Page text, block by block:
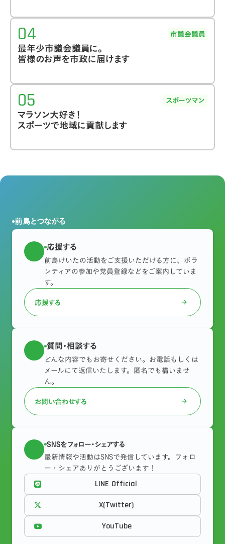
高校卒業後は、埼玉県所沢市にキャンパスがある
早稲田大学人間科学部に進学
活を送り、ここで集団生活の基礎を学びました。
相撲観戦や納涼祭など、楽しいイベントが目白押
しだった一方で、学生自治の寮だったため掃除当
番などをすっぽかすと厳しい罰が待っていまし
で、より岡山への愛を深めることができました。
また、早稲田大学坂道同好会（乃木坂46などの通
称「坂道グループ」を応援するサークル）を立ち
上げ、初代幹事長
引っ張る力を身につけることができました。
大学のキャンパスから、プロ野球の埼玉西武ライ
オンズの本拠地であるベルーナドームまで電車で3
駅だったので、頻繁にライオンズの試合観戦に行
したことがあります。推し選手は森友哉選手、秋
山翔吾選手、浅村栄斗選手でした。
一番長く続けたアルバイトは、ベネッセ（本社：
岡山市）系列の個別指導塾の講師です。子どもた
ちに対して伝わりやすい言葉で話し、教える能力
を身につけることができました。バイトで通った
また、大学3年の夏から1年間、アメリカ・オレゴ
ン州ユージーンにあるオレゴン大学へ交換留学
ました。大学内には世界陸上2022の会場ともなっ
たヘイワード・フィールドがあるほか、ユージー
ンの街にはジョギング用トレイルのコースがいく
つもあり、マラソンにハマるきっかけになりまし
た。
アメリカへの留学中、海外の地でも愛される日本
車を見て、自動車メーカーで
支えたいと思うようになりました。大学卒業後の
株式会社（Honda）に入社しました。東京都港区
アプリケーションの維持・運用からライン脇パソ
しました。
仕事にも慣れてきてふと自分の人生を見直したと
「地元に貢献したい。国力が落ち、地方では
人口減少が進む中で、根本から国・地方を変える
ために政治家になりたい
岡山を外から見た自分
ちにやりたい
山市議会議員選挙に出馬することを決意
年の11月に岡山市に戻り、準備を始めました。
04 市議会議員
最年少市議会議員に。
皆様のお声を市政に届けます
選挙に党公認で立候補し、3,497名の方々からのご
ました。
就任後すぐ、新人議員4名で会派「みらいえ」を結
成し、初代代表
員にも加わっていただき、
し
てきました。しかし、自らの意見をもっと主張し
ています。
若者の生の声を聞き政治に反映できるよう、大学
生や若手社会人との会話・交流を積極的に行って
います。また、常に新しい情報をキャッチするこ
とや知識を吸収することが大切だと思っており、
す。現在は、社会保険労務士試験合格を目指し勉
強しています。
05 スポーツマン
マラソン大好き！
スポーツで地域に貢献します
身体を動かすことが好きで、現在はマラソンに力
を入れており、県内外のマラソン大会に出場して
います。フルマラソンの自己ベストは2時間33分39
秒（おかやまマラソン2025で自己最高記録更
新！！その後、2025年12月の防府読売マラソンで
さらに記録を更新、さらにその後2026年3月のびわ
湖マラソンで記録更新）。日々、記録更新を目指
また、ファジアーノやシーガルズ、リベッツ、トラ
イフープなど、岡山に根ざしたスポーツチームを応
しています。
さらには、 スポーツを通じて地域社会に貢献した
いとの思いから、地元の中学校に陸上クラブを立
上と、社会に出て役立つ能力を体得するためのサ
ポートを精一杯したいとの思いです。
前島とつながる
応援する
前島けいたの活動をご支援いただける方に、ボラ
ンティアの参加や党員登録などをご案内していま
す。
応援する
arrow_forward
質問・相談する
どんな内容でもお寄せください。お電話もしくは
メールにて返信いたします。匿名でも構いませ
ん。
お問い合わせする
arrow_forward
SNSをフォロー・シェアする
最新情報や活動はSNSで発信しています。フォロ
ー・シェアありがとうございます！
LINE Official
X(Twitter)
YouTube